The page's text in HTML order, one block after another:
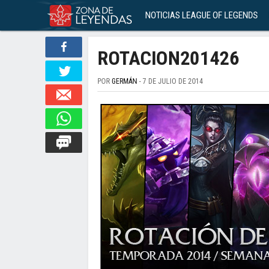
NOTICIAS LEAGUE OF LEGENDS
ROTACION201426
POR GERMÁN - 7 DE JULIO DE 2014